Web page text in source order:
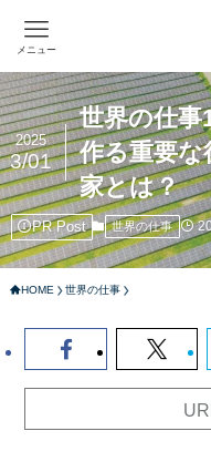
メニュー
世界の仕事
作る重要な
家とは？
2025
3/01
PR Post 世界の仕事
HOME 世界の仕事